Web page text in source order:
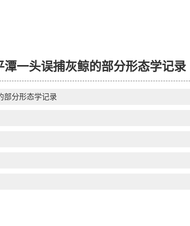
潭一头误捕灰鲸的部分形态学记录
部分形态学记录